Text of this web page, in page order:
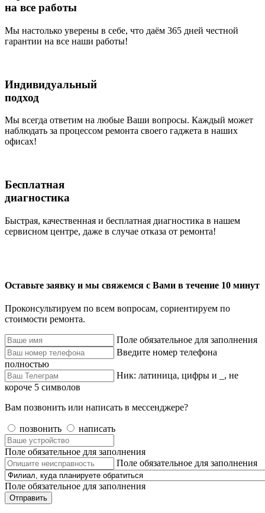
на все работы
Мы настолько уверены в себе, что даём 365 дней честной
гарантии на все наши работы!
Индивидуальный
подход
Мы всегда ответим на любые Ваши вопросы. Каждый может
наблюдать за процессом ремонта своего гаджета в наших
офисах!
Бесплатная
диагностика
Быстрая, качественная и бесплатная диагностика в нашем
сервисном центре, даже в случае отказа от ремонта!
Оставьте заявку и мы свяжемся с Вами в течение 10 минут
Проконсультируем по всем вопросам, сориентируем по
стоимости ремонта.
Поле обязательное для заполнения
Введите номер телефона
полностью
Ник: латиница, цифры и _, не
короче 5 символов
Вам позвонить или написать в мессенджере?
позвонить написать
Поле обязательное для заполнения
Поле обязательное для заполнения
Поле обязательное для заполнения
Отправить